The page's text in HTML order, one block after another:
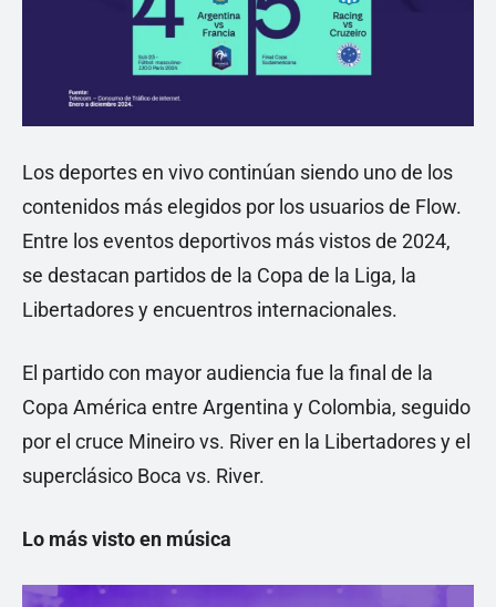
Los deportes en vivo continúan siendo uno de los
contenidos más elegidos por los usuarios de Flow.
Entre los eventos deportivos más vistos de 2024,
se destacan partidos de la Copa de la Liga, la
Libertadores y encuentros internacionales.
El partido con mayor audiencia fue la final de la
Copa América entre Argentina y Colombia, seguido
por el cruce Mineiro vs. River en la Libertadores y el
superclásico Boca vs. River.
Lo más visto en música